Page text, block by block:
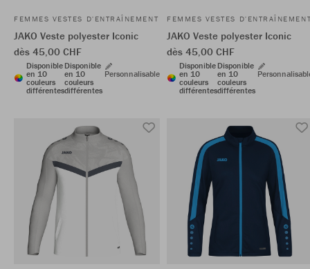
FEMMES VESTES D'ENTRAÎNEMENT
JAKO Veste polyester Iconic
dès 45,00 CHF
Disponible
en 10
couleurs
différentes
Disponible
en 10
couleurs
différentes
Personnalisable
FEMMES VESTES
JAKO Veste polyester Iconic
dès 45,00 CHF
Disponible
en 10
couleurs
différentes
Disponible
en 10
couleurs
différentes